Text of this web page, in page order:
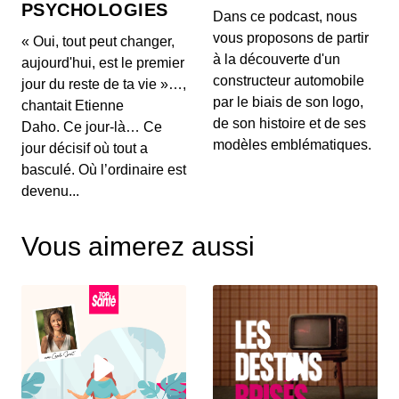
00:03:04 - IL Y A 1 MOIS
Aujourd'hui, on ne va pas parler de génération de
texte ou de simples résumés de réunions, mais d...
Intelligence artificielle : la presse
française réclame 80 millions d’euros à
Brave
00:03:14 - IL Y A 2 MOIS
Aujourd'hui, nous décortiquons ce qui s'annonce
europ...
trois leçons majeures à retenir de cet
00:03:11 - IL Y A 2 MOIS
Comment l'intelligence artificielle
devient un confident pour les jeunes
00:03:16 - IL Y A 2 MOIS
Aujourd'hui, on met de côté les puces et les
serveurs pour parler de sentiments. L'intelligence
PSYCHOLOGIES
« Oui, tout peut changer,
aujourd'hui, est le premier
jour du reste de ta vie »…,
chantait Etienne
Daho. Ce jour-là… Ce
jour décisif où tout a
basculé. Où l’ordinaire est
devenu...
Dans ce podcast, nous
vous proposons de partir
à la découverte d'un
constructeur automobile
par le biais de son logo,
de son histoire et de ses
modèles emblématiques.
Vous aimerez aussi